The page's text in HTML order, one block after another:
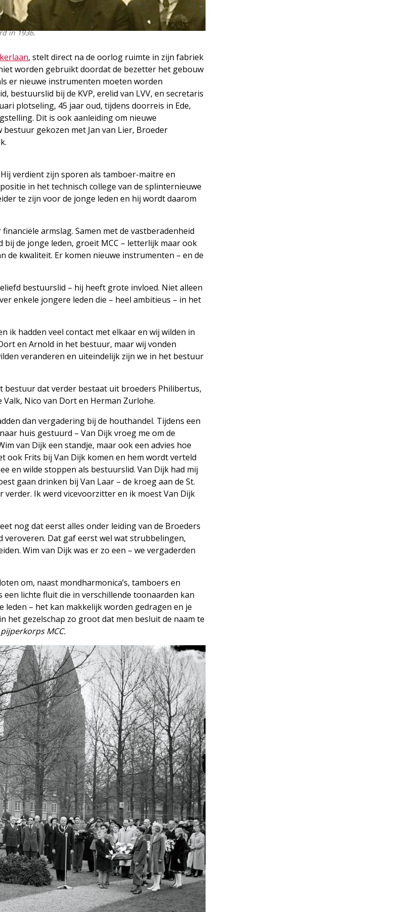
in 1936.
, stelt direct na de oorlog ruimte in zijn fabriek
worden gebruikt doordat de bezetter het gebouw
er nieuwe instrumenten moeten worden
bestuurslid bij de KVP, erelid van LVV, en secretaris
plotseling, 45 jaar oud, tijdens doorreis in Ede,
Dit is ook aanleiding om nieuwe
gekozen met Jan van Lier, Broeder
verdient zijn sporen als tamboer-maitre en
in het technisch college van de splinternieuwe
te zijn voor de jonge leden en hij wordt daarom
armslag. Samen met de vastberadenheid
de jonge leden, groeit MCC – letterlijk maar ook
kwaliteit. Er komen nieuwe instrumenten – en de
bestuurslid – hij heeft grote invloed. Niet alleen
enkele jongere leden die – heel ambitieus – in het
ik hadden veel contact met elkaar en wij wilden in
en Arnold in het bestuur, maar wij vonden
veranderen en uiteindelijk zijn we in het bestuur
bestuur dat verder bestaat uit broeders Philibertus,
Valk, Nico van Dort en Herman Zurlohe.
dan vergadering bij de houthandel. Tijdens een
huis gestuurd – Van Dijk vroeg me om de
van Dijk een standje, maar ook een advies hoe
ook Frits bij Van Dijk komen en hem wordt verteld
en wilde stoppen als bestuurslid. Van Dijk had mij
gaan drinken bij Van Laar – de kroeg aan de St.
Ik werd vicevoorzitter en ik moest Van Dijk
nog dat eerst alles onder leiding van de Broeders
veroveren. Dat gaf eerst wel wat strubbelingen,
Wim van Dijk was er zo een – we vergaderden
om, naast mondharmonica’s, tamboers en
lichte fluit die in verschillende toonaarden kan
– het kan makkelijk worden gedragen en je
het gezelschap zo groot dat men besluit de naam te
MCC.